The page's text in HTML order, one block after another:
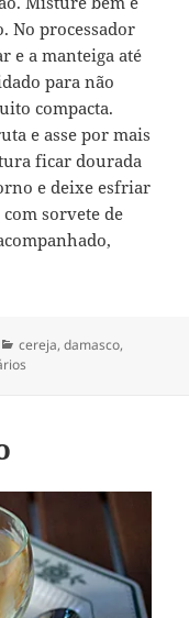
No processador
e a manteiga até
para não
compacta.
e asse por mais
ficar dourada
e deixe esfriar
sorvete de
Categorias
cereja,damasco,